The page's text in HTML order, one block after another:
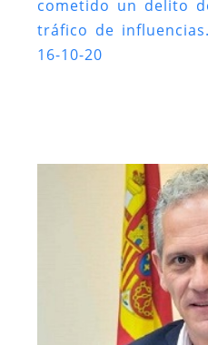
cometido un delito
tráfico de influencias.
16-10-20